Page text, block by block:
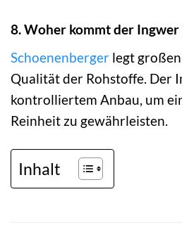
8. Woher kommt der
Schoenenberger legt
Qualität der Rohstoffe. Der
kontrolliertem Anbau, um
Reinheit zu gewährleisten.
Inhalt